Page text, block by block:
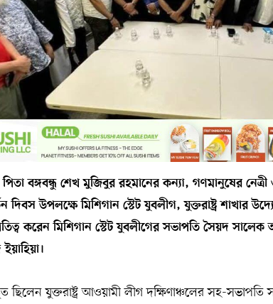
বঙ্গবন্ধু শেখ মুজিবুর রহমানের কন্যা, গণমানুষের নেত্রী
দিবস উপলক্ষে মিশিগান স্টেট যুবলীগ, যুক্তরাষ্ট্র
করেন মিশিগান স্টেট যুবলীগের সভাপতি সৈয়দ
ছিলেন যুক্তরাষ্ট্র আওয়ামী লীগ দক্ষিণাঞ্চলের সহ-